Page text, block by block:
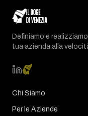
Definiamo e
tua azienda alla
Chi Siamo
Per le Aziende